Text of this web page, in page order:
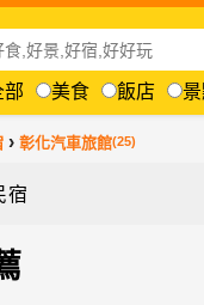
部 美食 飯店
› 彰化汽車旅館(25)
宿